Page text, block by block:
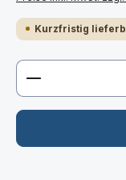
Kurzfristig
Produkt